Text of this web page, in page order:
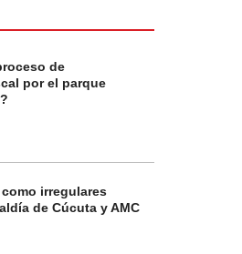
de
por el parque
irregulares
de Cúcuta y AMC